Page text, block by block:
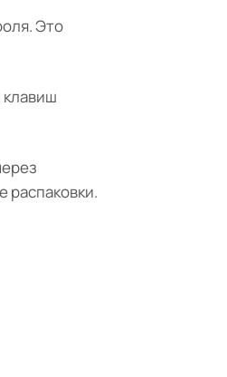
Это
распаковки.